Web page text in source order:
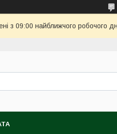
з 09:00 найближчого робочого